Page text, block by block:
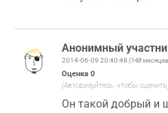
Анонимный
2014-06-09 20:40:48 (148
Оценка 0
(Авторизуйтесь, чтобы
Он такой добрый и